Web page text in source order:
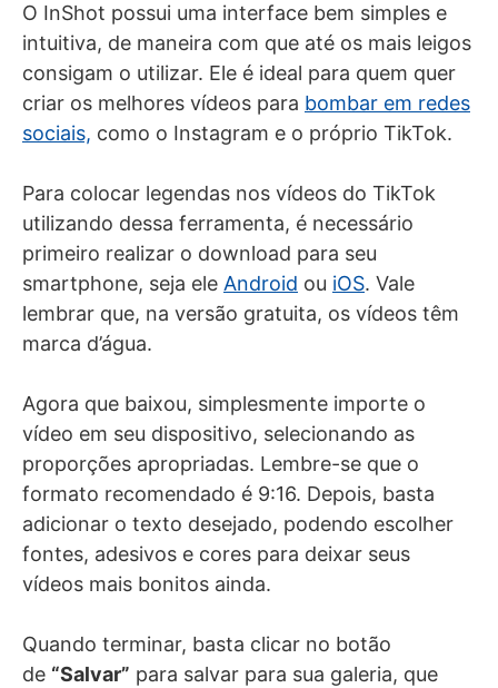
O InShot possui uma interface bem simples e
intuitiva, de maneira com que até os mais leigos
consigam o utilizar. Ele é ideal para quem quer
criar os melhores vídeos para bombar em redes
sociais, como o Instagram e o próprio TikTok.
Para colocar legendas nos vídeos do TikTok
utilizando dessa ferramenta, é necessário
primeiro realizar o download para seu
smartphone, seja ele Android ou iOS. Vale
lembrar que, na versão gratuita, os vídeos têm
marca d’água.
Agora que baixou, simplesmente importe o
vídeo em seu dispositivo, selecionando as
proporções apropriadas. Lembre-se que o
formato recomendado é 9:16. Depois, basta
adicionar o texto desejado, podendo escolher
fontes, adesivos e cores para deixar seus
vídeos mais bonitos ainda.
Quando terminar, basta clicar no botão
de “Salvar” para salvar para sua galeria, que